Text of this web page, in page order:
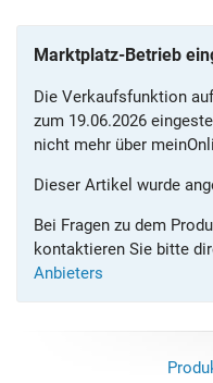
Marktplatz-Betrieb
Die Verkaufsfunktion
zum 19.06.2026
nicht mehr über
Dieser Artikel wurde
Bei Fragen zu dem
kontaktieren Sie bitte
Anbieters